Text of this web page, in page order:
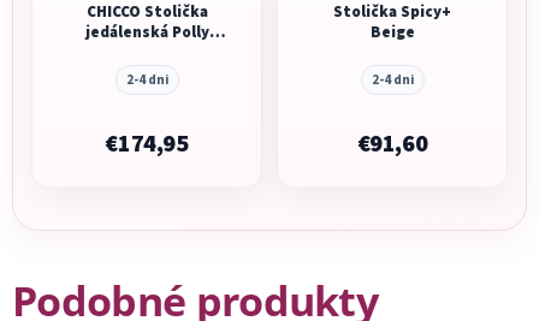
CHICCO Stolička
jedálenská Polly
2-4 dni
€174,95
Stolička Spicy+
Beige
2-4 dni
€91,60
Podobné produkty